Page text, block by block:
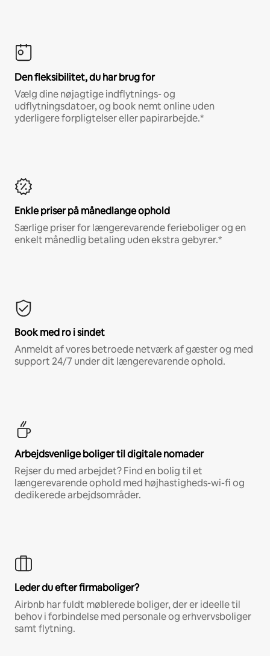
Den fleksibilitet, du har brug for
Vælg dine nøjagtige indflytnings- og
udflytningsdatoer, og book nemt online uden
yderligere forpligtelser eller papirarbejde.*
Enkle priser på månedlange ophold
Særlige priser for længerevarende ferieboliger og en
enkelt månedlig betaling uden ekstra gebyrer.*
Book med ro i sindet
Anmeldt af vores betroede netværk af gæster og med
support 24/7 under dit længerevarende ophold.
Arbejdsvenlige boliger til digitale nomader
Rejser du med arbejdet? Find en bolig til et
længerevarende ophold med højhastigheds-wi-fi og
dedikerede arbejdsområder.
Leder du efter firmaboliger?
Airbnb har fuldt møblerede boliger, der er ideelle til
behov i forbindelse med personale og erhvervsboliger
samt flytning.